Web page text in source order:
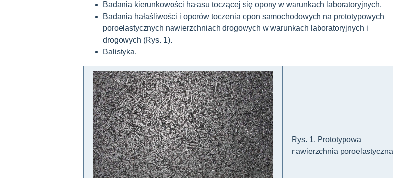
Badania kierunkowości hałasu toczącej się opony w warunkach laboratoryjnych.
Badania hałaśliwości i oporów toczenia opon samochodowych na prototypowych
poroelastycznych nawierzchniach drogowych w warunkach laboratoryjnych i
drogowych (Rys. 1).
Balistyka.
Rys. 1. Prototypowa
nawierzchnia poroelastyczna